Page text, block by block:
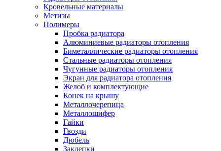
Кровельные материалы
Метизы
Полимеры
Пробка радиатора
Алюминиевые радиаторы отопления
Биметаллические радиаторы отопления
Стальные радиаторы отопления
Чугунные радиаторы отопления
Экран для радиатора отопления
Желоб и комплектующие
Конек на крышу
Металлочерепица
Металлошифер
Гайки
Гвозди
Дюбель
Заклепки